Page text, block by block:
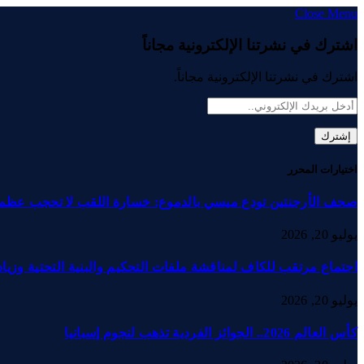
Close Menu
اشترك في نشرتنا الإلكترونية مجاناً
اشترك في نشرتنا الإلكترونية مجاناً.
اختيارات المحرر
صحف الأرجنتين تودع ميسي بالدموع: خسارة اللقب لا تحجب
يوليو 20, 2026
اجتماع مرتقب للكاف لمناقشة ملفات التحكيم والبنية التحتية
يوليو 20, 2026
كأس العالم 2026.. الجوائز الفردية تذهب لنجوم إسبانيا